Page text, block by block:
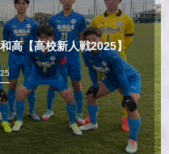
高【高校新人戦2025】